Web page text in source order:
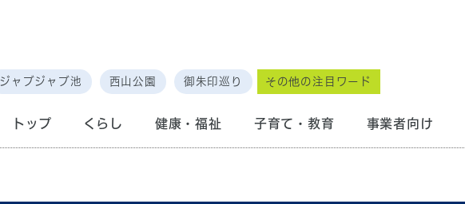
ジャブジャブ池 西山公園 御朱印巡り その他の注目ワード
トップ くらし 健康・福祉 子育て・教育 事業者向け